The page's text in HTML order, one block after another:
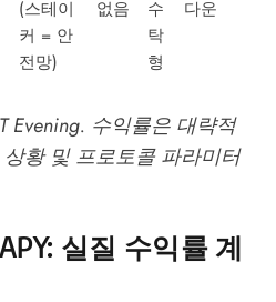
(스테이
커 = 안
전망)
없음
수
탁
형
다운
Evening. 수익률은 대략적
황 및 프로토콜 파라미터
실질 수익률 계